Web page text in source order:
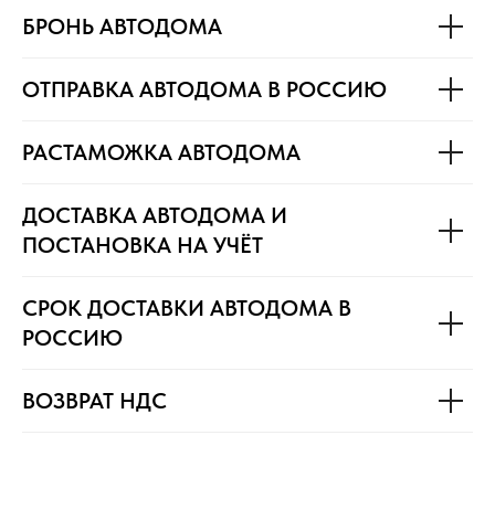
БРОНЬ АВТОДОМА
ОТПРАВКА АВТОДОМА В РОССИЮ
РАСТАМОЖКА АВТОДОМА
ДОСТАВКА АВТОДОМА И
ПОСТАНОВКА НА УЧЁТ
СРОК ДОСТАВКИ АВТОДОМА В
РОССИЮ
ВОЗВРАТ НДС